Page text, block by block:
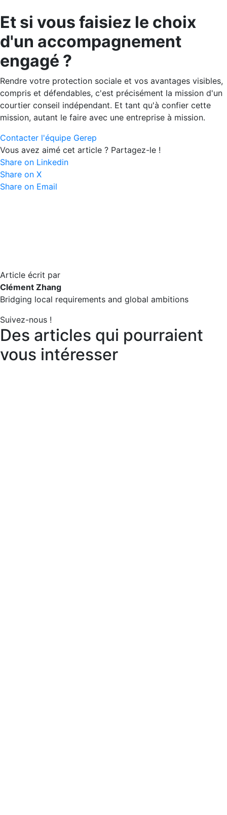
Et si vous faisiez le choix
d'un accompagnement
engagé ?
Rendre votre protection sociale et vos avantages visibles,
compris et défendables, c'est précisément la mission d'un
courtier conseil indépendant. Et tant qu'à confier cette
mission, autant le faire avec une entreprise à mission.
Contacter l'équipe Gerep
Vous avez aimé cet article ? Partagez-le !
Share on Linkedin
Share on X
Share on Email
Article écrit par
Clément Zhang
Bridging local requirements and global ambitions
Suivez-nous !
Des articles qui pourraient
vous intéresser